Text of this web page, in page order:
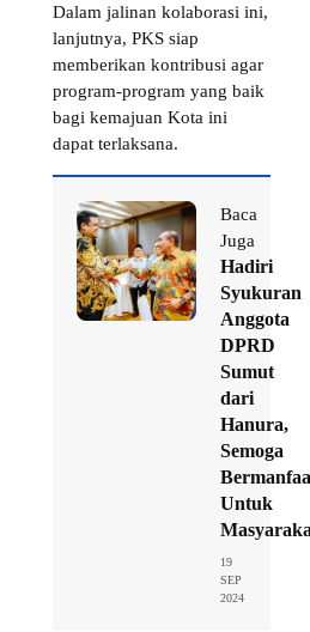
Dalam jalinan kolaborasi ini,
lanjutnya, PKS siap
memberikan kontribusi agar
program-program yang baik
bagi kemajuan Kota ini
dapat terlaksana.
Baca
Juga
Hadiri
Syukuran
Anggota
DPRD
Sumut
dari
Hanura,
Semoga
Untuk
19
SEP
2024